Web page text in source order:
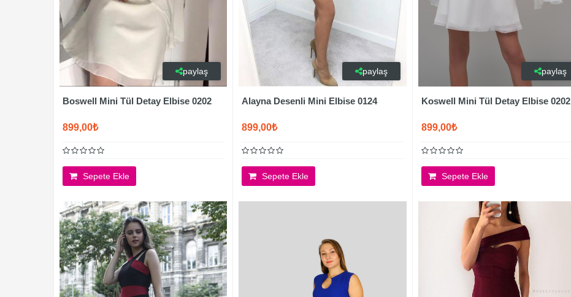
paylaş
Boswell Mini Tül Detay Elbise 0202
899,00₺
Sepete Ekle
paylaş
Alayna Desenli Mini Elbise 0124
899,00₺
Sepete Ekle
paylaş
Koswell Mini Tül Detay Elbise 0202
899,00₺
Sepete Ekle